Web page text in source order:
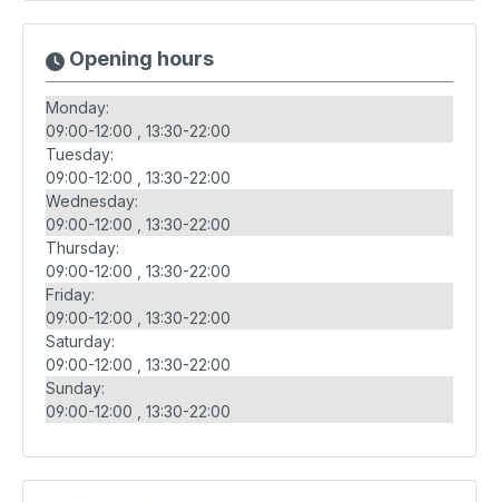
Opening hours
Monday:
09:00-12:00
13:30-22:00
Tuesday:
09:00-12:00
13:30-22:00
Wednesday:
09:00-12:00
13:30-22:00
Thursday:
09:00-12:00
13:30-22:00
Friday:
09:00-12:00
13:30-22:00
Saturday:
09:00-12:00
13:30-22:00
Sunday:
09:00-12:00
13:30-22:00